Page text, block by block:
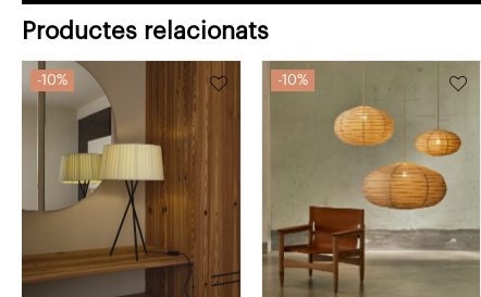
Productes relacionats
10% 10%